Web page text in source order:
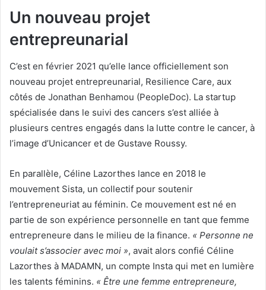
Un nouveau projet
entrepreunarial
C’est en février 2021 qu’elle lance officiellement son
nouveau projet entrepreunarial, Resilience Care, aux
côtés de Jonathan Benhamou (PeopleDoc). La startup
spécialisée dans le suivi des cancers s’est alliée à
plusieurs centres engagés dans la lutte contre le cancer, à
l’image d’Unicancer et de Gustave Roussy.
En parallèle, Céline Lazorthes lance en 2018 le
mouvement Sista, un collectif pour soutenir
l’entrepreneuriat au féminin. Ce mouvement est né en
partie de son expérience personnelle en tant que femme
entrepreneure dans le milieu de la finance. « Personne ne
voulait s’associer avec moi », avait alors confié Céline
Lazorthes à MADAMN, un compte Insta qui met en lumière
les talents féminins. « Être une femme entrepreneure,